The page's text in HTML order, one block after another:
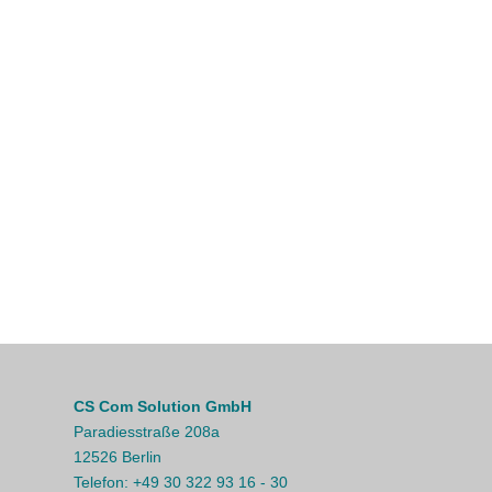
CS Com Solution GmbH
Paradiesstraße 208a
12526 Berlin
Telefon: +49 30 322 93 16 - 30